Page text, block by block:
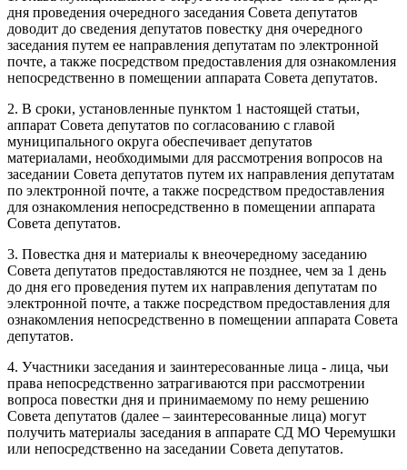
дня проведения очередного заседания Совета депутатов
доводит до сведения депутатов повестку дня очередного
заседания путем ее направления депутатам по электронной
почте, а также посредством предоставления для ознакомления
непосредственно в помещении аппарата Совета депутатов.
2. В сроки, установленные пунктом 1 настоящей статьи,
аппарат Совета депутатов по согласованию с главой
муниципального округа обеспечивает депутатов
материалами, необходимыми для рассмотрения вопросов на
заседании Совета депутатов путем их направления депутатам
по электронной почте, а также посредством предоставления
для ознакомления непосредственно в помещении аппарата
Совета депутатов.
3. Повестка дня и материалы к внеочередному заседанию
Совета депутатов предоставляются не позднее, чем за 1 день
до дня его проведения путем их направления депутатам по
электронной почте, а также посредством предоставления для
ознакомления непосредственно в помещении аппарата Совета
депутатов.
4. Участники заседания и заинтересованные лица - лица, чьи
права непосредственно затрагиваются при рассмотрении
вопроса повестки дня и принимаемому по нему решению
Совета депутатов (далее – заинтересованные лица) могут
получить материалы заседания в аппарате СД МО Черемушки
или непосредственно на заседании Совета депутатов.